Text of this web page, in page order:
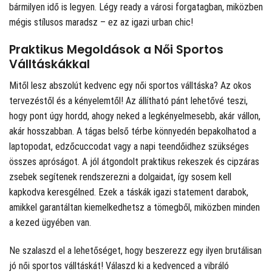
bármilyen idő is legyen. Légy ready a városi forgatagban, miközben
mégis stílusos maradsz – ez az igazi urban chic!
Praktikus Megoldások a Női Sportos
Válltáskákkal
Mitől lesz abszolút kedvenc egy női sportos válltáska? Az okos
tervezéstől és a kényelemtől! Az állítható pánt lehetővé teszi,
hogy pont úgy hordd, ahogy neked a legkényelmesebb, akár vállon,
akár hosszabban. A tágas belső térbe könnyedén bepakolhatod a
laptopodat, edzőcuccodat vagy a napi teendőidhez szükséges
összes apróságot. A jól átgondolt praktikus rekeszek és cipzáras
zsebek segítenek rendszerezni a dolgaidat, így sosem kell
kapkodva keresgélned. Ezek a táskák igazi statement darabok,
amikkel garantáltan kiemelkedhetsz a tömegből, miközben minden
a kezed ügyében van.
Ne szalaszd el a lehetőséget, hogy beszerezz egy ilyen brutálisan
jó női sportos válltáskát! Válaszd ki a kedvenced a vibráló